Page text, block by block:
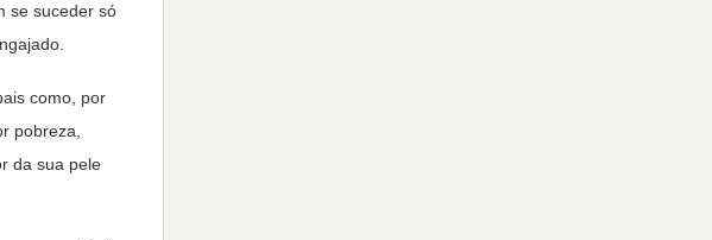
se suceder só
como, por
pobreza,
da sua pele